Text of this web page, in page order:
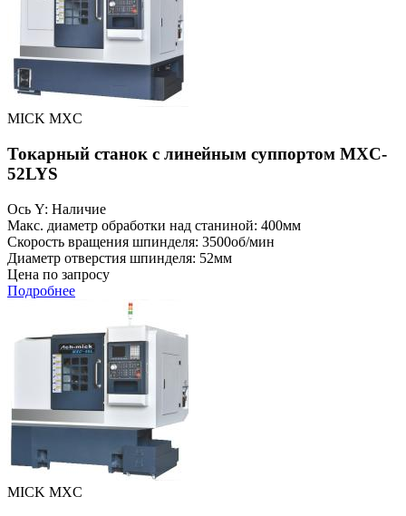
MICK MXC
Токарный станок с линейным суппортом MXC-
52LYS
Ось Y: Наличие
Макс. диаметр обработки над станиной: 400мм
Скорость вращения шпинделя: 3500об/мин
Диаметр отверстия шпинделя: 52мм
Цена по запросу
Подробнее
MICK MXC